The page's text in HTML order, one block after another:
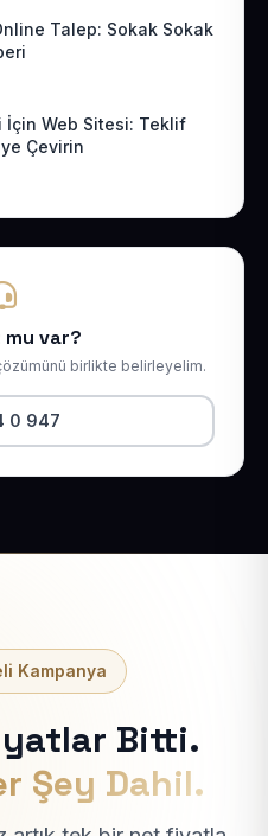
Talep: Sokak Sokak
İçin Web Sitesi: Teklif
Çevirin
mu var?
birlikte belirleyelim.
0 947
Kampanya
Bitti.
Şey Dahil.